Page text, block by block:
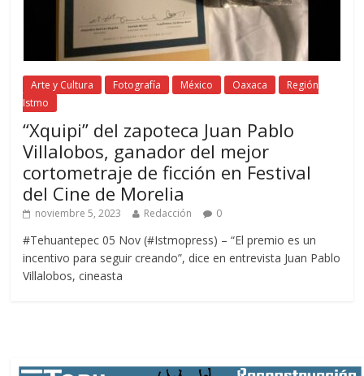
Arte y Cultura Fotografía México Oaxaca
Región
Istmo
“Xquipi” del zapoteca Juan Pablo
Villalobos, ganador del mejor
cortometraje de ficción en Festival
del Cine de Morelia
noviembre 5, 2023 Redacción 0
#Tehuantepec 05 Nov (#Istmopress) – “El premio es un
incentivo para seguir creando”, dice en entrevista Juan Pablo
Villalobos, cineasta